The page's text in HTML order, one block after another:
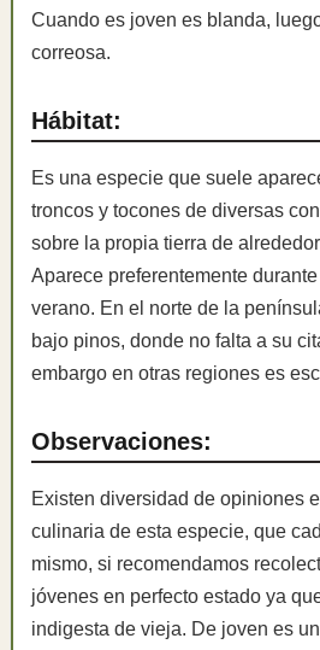
Cuando es joven es blanda,
correosa.
Hábitat:
Es una especie que suele
troncos y tocones de diversas
sobre la propia tierra de
Aparece preferentemente
verano. En el norte de la
bajo pinos, donde no falta a su
embargo en otras regiones es
Observaciones:
Existen diversidad de opiniones
culinaria de esta especie, que
mismo, si recomendamos
jóvenes en perfecto estado ya
indigesta de vieja. De joven es